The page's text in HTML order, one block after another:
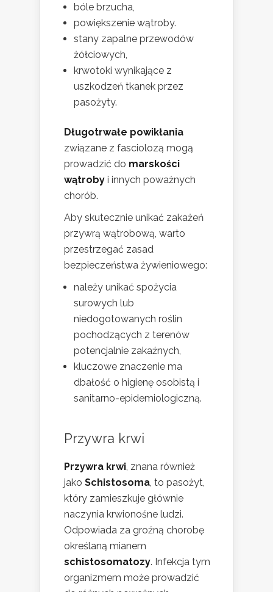
bóle brzucha,
powiększenie wątroby.
stany zapalne przewodów
żółciowych,
krwotoki wynikające z
uszkodzeń tkanek przez
pasożyty.
Długotrwałe powikłania
związane z fasciolozą mogą
prowadzić do marskości
wątroby i innych poważnych
chorób.
Aby skutecznie unikać zakażeń
przywrą wątrobową, warto
przestrzegać zasad
bezpieczeństwa żywieniowego:
należy unikać spożycia
surowych lub
niedogotowanych roślin
pochodzących z terenów
potencjalnie zakaźnych,
kluczowe znaczenie ma
dbałość o higienę osobistą i
sanitarno-epidemiologiczną.
Przywra krwi
Przywra krwi , znana również
jako Schistosoma , to pasożyt,
który zamieszkuje głównie
naczynia krwionośne ludzi.
Odpowiada za groźną chorobę
określaną mianem
schistosomatozy. Infekcja tym
organizmem może prowadzić